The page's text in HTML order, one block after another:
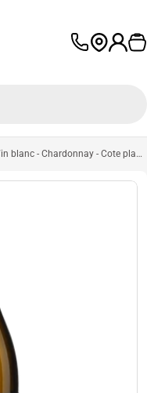
L
u
e
Vignoble Coteau Rougemont - Vin blanc - Chardonnay - Cote plage - 750 ml